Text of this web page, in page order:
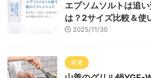
エプソムソルトは追
は？2サイズ比較＆使
2025/11/30
家電